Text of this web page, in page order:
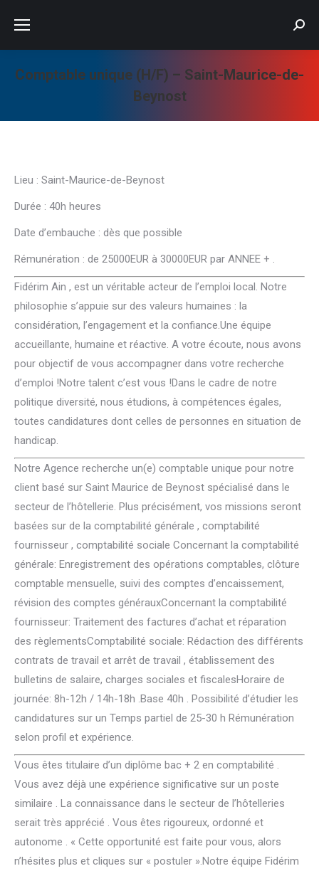
Comptable unique (H/F) – Saint-Maurice-de-
Beynost
Lieu : Saint-Maurice-de-Beynost
Durée : 40h heures
Date d’embauche : dès que possible
Rémunération : de 25000EUR à 30000EUR par ANNEE + .
Fidérim Ain , est un véritable acteur de l’emploi local. Notre
philosophie s’appuie sur des valeurs humaines : la
considération, l’engagement et la confiance.Une équipe
accueillante, humaine et réactive. A votre écoute, nous avons
pour objectif de vous accompagner dans votre recherche
d’emploi !Notre talent c’est vous !Dans le cadre de notre
politique diversité, nous étudions, à compétences égales,
toutes candidatures dont celles de personnes en situation de
handicap.
Notre Agence recherche un(e) comptable unique pour notre
client basé sur Saint Maurice de Beynost spécialisé dans le
secteur de l’hôtellerie. Plus précisément, vos missions seront
basées sur de la comptabilité générale , comptabilité
fournisseur , comptabilité sociale Concernant la comptabilité
générale: Enregistrement des opérations comptables, clôture
comptable mensuelle, suivi des comptes d’encaissement,
révision des comptes générauxConcernant la comptabilité
fournisseur: Traitement des factures d’achat et réparation
des règlementsComptabilité sociale: Rédaction des différents
contrats de travail et arrêt de travail , établissement des
bulletins de salaire, charges sociales et fiscalesHoraire de
journée: 8h-12h / 14h-18h .Base 40h . Possibilité d’étudier les
candidatures sur un Temps partiel de 25-30 h Rémunération
selon profil et expérience.
Vous êtes titulaire d’un diplôme bac + 2 en comptabilité .
Vous avez déjà une expérience significative sur un poste
similaire . La connaissance dans le secteur de l’hôtelleries
serait très apprécié . Vous êtes rigoureux, ordonné et
autonome . « Cette opportunité est faite pour vous, alors
n’hésites plus et cliques sur « postuler ».Notre équipe Fidérim